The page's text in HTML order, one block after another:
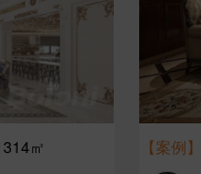
㎡ 【案例】